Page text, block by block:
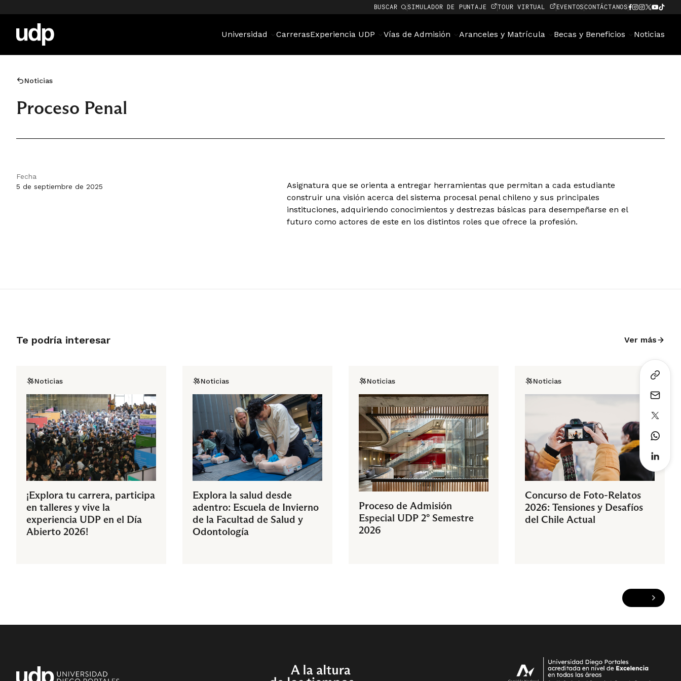
BUSCAR SIMULADOR DE PUNTAJE TOUR VIRTUAL EVENTOSCONTÁCTANOS
Universidad CarrerasExperiencia UDP Vías de Admisión Aranceles y Matrícula Becas y Beneficios Noticias
Noticias
Proceso Penal
Fecha
5 de septiembre de 2025
Asignatura que se orienta a entregar herramientas que permitan a cada estudiante
construir una visión acerca del sistema procesal penal chileno y sus principales
instituciones, adquiriendo conocimientos y destrezas básicas para desempeñarse en el
futuro como actores de este en los distintos roles que ofrece la profesión.
Te podría interesar Ver más
Noticias
¡Explora tu carrera, participa
en talleres y vive la
experiencia UDP en el Día
Abierto 2026!
Noticias
Explora la salud desde
adentro: Escuela de Invierno
de la Facultad de Salud y
Odontología
Noticias
Proceso de Admisión
Especial UDP 2° Semestre
2026
Noticias
Concurso de Foto-Relatos
2026: Tensiones y Desafíos
del Chile Actual